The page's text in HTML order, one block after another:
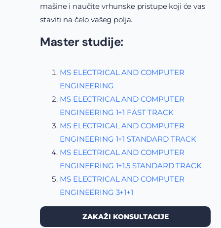
mašine i naučite vrhunske pristupe koji će vas
staviti na čelo vašeg polja.
Master studije:
MS ELECTRICAL AND COMPUTER
ENGINEERING
MS ELECTRICAL AND COMPUTER
ENGINEERING 1+1 FAST TRACK
MS ELECTRICAL AND COMPUTER
ENGINEERING 1+1 STANDARD TRACK
MS ELECTRICAL AND COMPUTER
ENGINEERING 1+1.5 STANDARD TRACK
MS ELECTRICAL AND COMPUTER
ENGINEERING 3+1+1
ZAKAŽI KONSULTACIJE